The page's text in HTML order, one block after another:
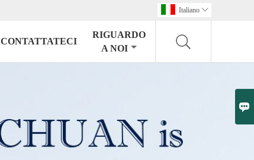

Italiano 
CONTATTATECI
RIGUARDO
A NOI